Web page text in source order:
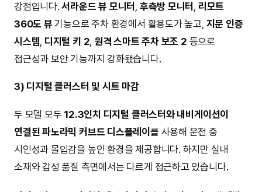
강점입니다.서라운드 뷰 모니터 , 후측방 모니터 , 리모트
360도 뷰 기능으로 주차 환경에서 활용도가 높고, 지문 인증
시스템, 디지털 키 2, 원격 스마트 주차 보조 2 등으로
접근성과 보안 기능까지 강화됐습니다.
3) 디지털 클러스터 및 시트 마감
두 모델 모두 12.3인치 디지털 클러스터와 내비게이션이
연결된 파노라믹 커브드 디스플레이를 사용해 운전 중
시인성과 몰입감을 높인 환경을 제공합니다. 하지만 실내
소재와 감성 품질 측면에서는 다르게 접근하고 있습니다.